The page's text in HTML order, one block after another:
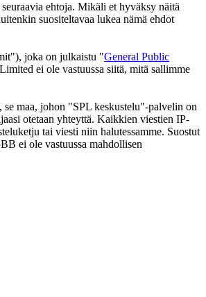
ehtoja. Mikäli et hyväksy näitä
suositeltavaa lukea nämä ehdot
joka on julkaistu "General Public
ei ole vastuussa siitä, mitä sallimme
se maa, johon "SPL keskustelu"-palvelin on
otetaan yhteyttä. Kaikkien viestien IP-
tai viesti niin halutessamme. Suostut
ei ole vastuussa mahdollisen